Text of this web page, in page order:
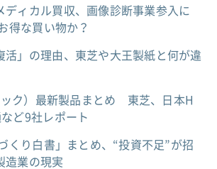
ディカル買収、画像診断事業参入に
得な買い物か？
活」の理由、東芝や大王製紙と何が違
ク）最新製品まとめ 東芝、日本H
ど9社レポート
くり白書」まとめ、“投資不足”が招
造業の現実